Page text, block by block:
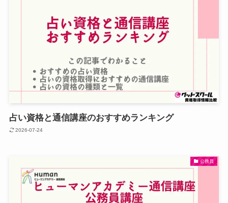
占い資格と通信講座のおすすめランキング
2026-07-24
公務員